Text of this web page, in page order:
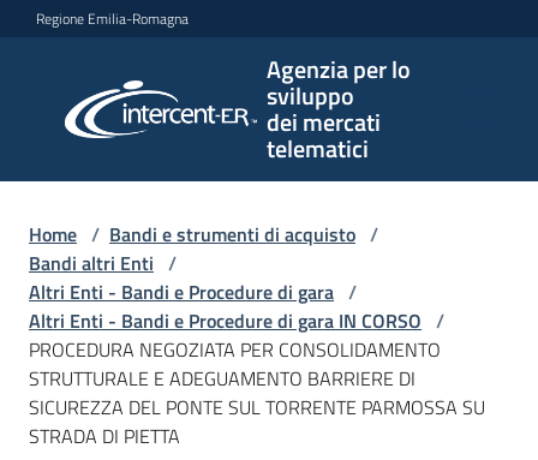
Vai al contenuto
Vai alla navigazione
Vai al footer
Regione Emilia-Romagna
Agenzia per lo
sviluppo
dei mercati
telematici
per lo
sviluppo
telematici
L'Agenzia
Bandi
Home / Bandi e strumenti di acquisto /
Bandi altri Enti /
Altri Enti - Bandi e Procedure di gara /
Altri Enti - Bandi e Procedure di gara IN CORSO /
PROCEDURA NEGOZIATA PER CONSOLIDAMENTO
STRUTTURALE E ADEGUAMENTO BARRIERE DI
SICUREZZA DEL PONTE SUL TORRENTE PARMOSSA SU
STRADA DI PIETTA